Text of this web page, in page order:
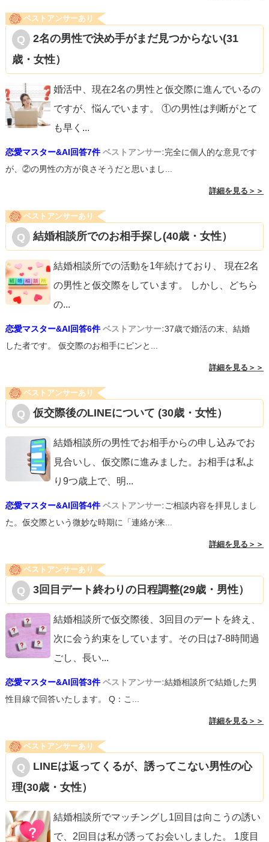
ベストアンサーあり
2名の男性で決め手がまだ見つからない(31
歳・女性）
婚活中、現在2名の男性と仮交際に進んでいるの
ですが、悩んでいます。 ①の男性は判断がとて
も早く ...
恋愛マスター&AI回答7件 ベストアンサー:完全に個人的な意見です
が、②の男性の方が良さそうだと思いまし...
詳細を見る＞＞
ベストアンサーあり
結婚相談所でのお相手探し(40歳・女性）
結婚相談所での活動を1年続けており、 現在2名
の男性と仮交際をしています。 しかし、どちら
の...
恋愛マスター&AI回答6件 ベストアンサー:37歳で婚活の末、結婚
した者です。 仮交際のお相手にピンと...
詳細を見る＞＞
ベストアンサーあり
仮交際後のLINEについて (30歳・女性）
結婚相談所の男性でお相手からの申し込みでお
見合いし、仮交際に進みました。お相手は私よ
り9つ歳上で、明...
恋愛マスター&AI回答4件 ベストアンサー:ご相談内容を拝見しまし
た。仮交際という微妙な時期に「連絡が来...
詳細を見る＞＞
ベストアンサーあり
3回目デート終わりの日程調整(29歳・男性）
結婚相談所で仮交際後、3回目のデートを終え、
次に会う約束をしています。その日は7-8時間過
ごし、長い...
恋愛マスター&AI回答3件 ベストアンサー:結婚相談所で結婚した男
性目線で回答いたします。 Q：こ...
詳細を見る＞＞
ベストアンサーあり
LINEは返ってくるが、誘ってこない男性の心
理(30歳・女性）
結婚相談所でマッチングし1回目は向こうの誘い
で、2回目は私が誘ってお会いしました。 1度目